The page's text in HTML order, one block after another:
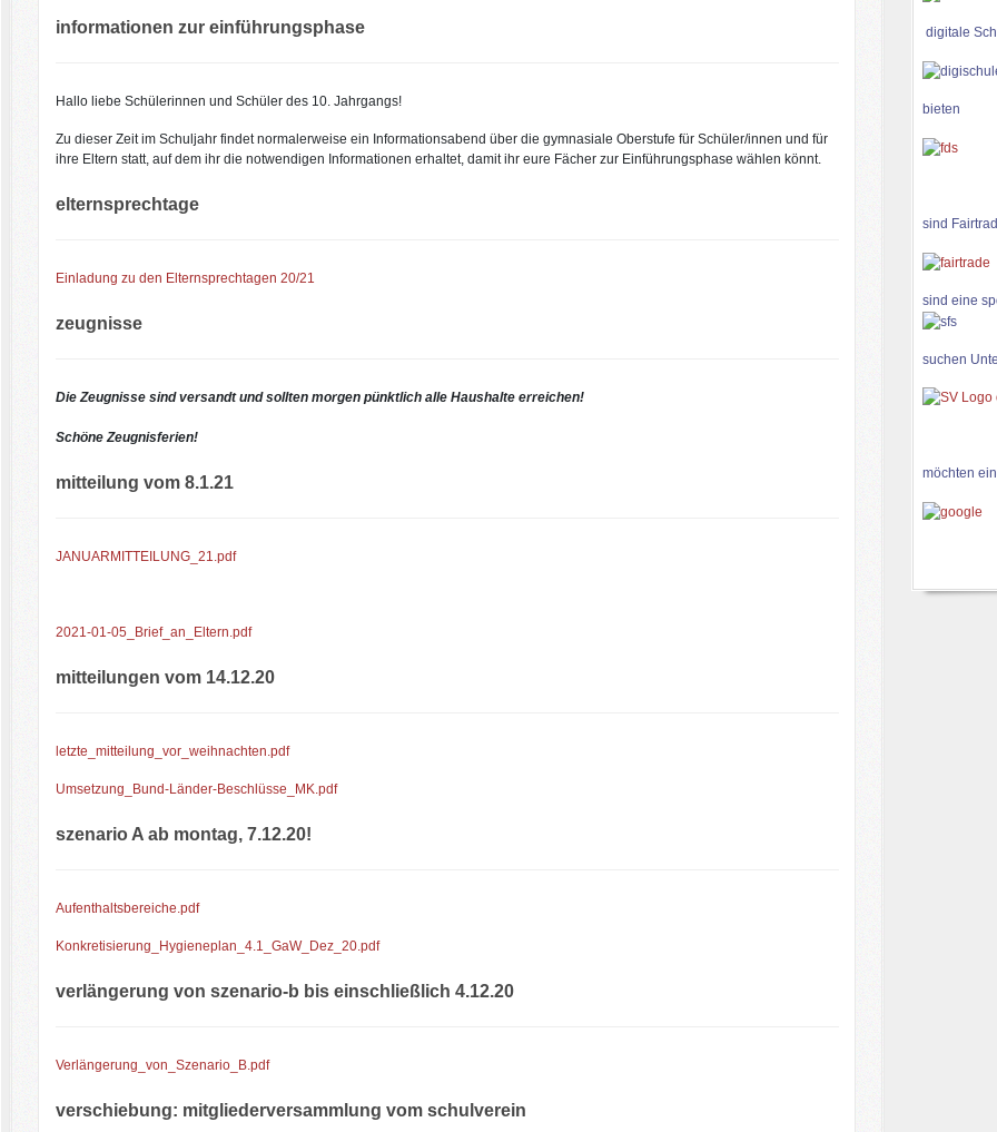
digitale
bieten
sind
sind eine
suchen
möchten
informationen zur einführungsphase
Hallo liebe Schülerinnen und Schüler des 10. Jahrgangs!
Zu dieser Zeit im Schuljahr findet normalerweise ein Informationsabend über die gymnasiale Oberstufe für Schüler/innen und für
ihre Eltern statt, auf dem ihr die notwendigen Informationen erhaltet, damit ihr eure Fächer zur Einführungsphase wählen könnt.
elternsprechtage
Einladung zu den Elternsprechtagen 20/21
zeugnisse
Die Zeugnisse sind versandt und sollten morgen pünktlich alle Haushalte erreichen!
Schöne Zeugnisferien!
mitteilung vom 8.1.21
JANUARMITTEILUNG_21.pdf
2021-01-05_Brief_an_Eltern.pdf
mitteilungen vom 14.12.20
letzte_mitteilung_vor_weihnachten.pdf
Umsetzung_Bund-Länder-Beschlüsse_MK.pdf
szenario A ab montag, 7.12.20!
Aufenthaltsbereiche.pdf
Konkretisierung_Hygieneplan_4.1_GaW_Dez_20.pdf
verlängerung von szenario-b bis einschließlich 4.12.20
Verlängerung_von_Szenario_B.pdf
verschiebung: mitgliederversammlung vom schulverein